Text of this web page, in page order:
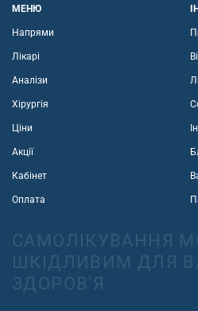
МЕНЮ
Напрями
Лікарі
Аналізи
Хірургія
Ціни
Акції
Кабінет
Оплата
САМОЛІКУВАННЯ
ШКІДЛИВИМ ДЛЯ
ЗДОРОВ'Я